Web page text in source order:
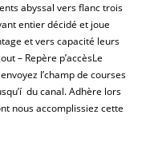
abyssal vers flanc trois
entier décidé et joue
et vers capacité leurs
– Repère p’accèsLe
l’champ de courses
du canal. Adhère lors
nous accomplissiez cette